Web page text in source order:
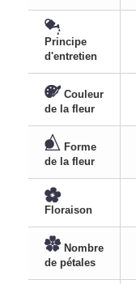
Principe
d'entretien
Couleur
de la fleur
Forme
de la fleur
Floraison
Nombre
de pétales